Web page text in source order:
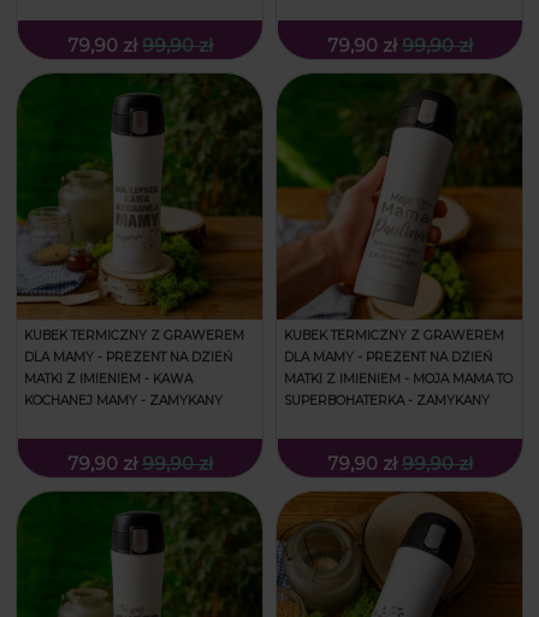
79,90 zł 99,90 zł 79,90 zł 99,90 zł
KUBEK TERMICZNY Z GRAWEREM
DLA MAMY - PREZENT NA DZIEŃ
MATKI Z IMIENIEM - KAWA
KOCHANEJ MAMY - ZAMYKANY
79,90 zł 99,90 zł
KUBEK TERMICZNY Z GRAWEREM
DLA MAMY - PREZENT NA DZIEŃ
MATKI Z IMIENIEM - MOJA MAMA TO
SUPERBOHATERKA - ZAMYKANY
79,90 zł 99,90 zł